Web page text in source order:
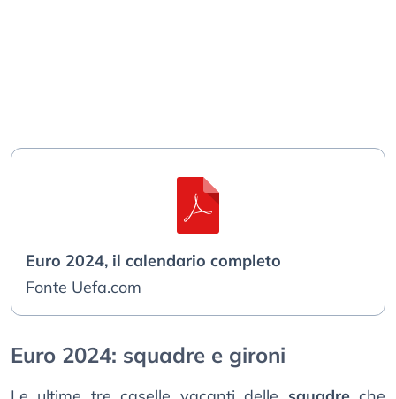
Euro 2024, il calendario completo
Fonte Uefa.com
Euro 2024: squadre e gironi